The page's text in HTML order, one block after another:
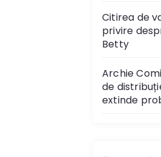
Citirea de
privire
Betty
Archie
de
extinde